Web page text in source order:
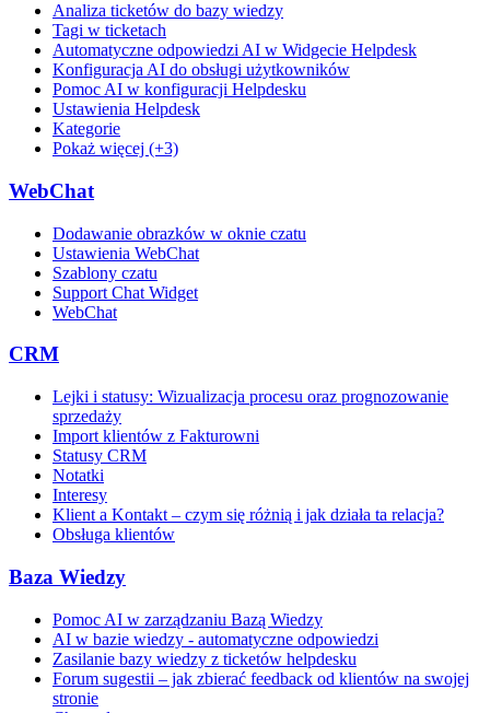
Analiza ticketów do bazy wiedzy
Tagi w ticketach
Automatyczne odpowiedzi AI w Widgecie Helpdesk
Konfiguracja AI do obsługi użytkowników
Pomoc AI w konfiguracji Helpdesku
Ustawienia Helpdesk
Kategorie
Pokaż więcej (+3)
WebChat
Dodawanie obrazków w oknie czatu
Ustawienia WebChat
Szablony czatu
Support Chat Widget
WebChat
CRM
Lejki i statusy: Wizualizacja procesu oraz prognozowanie
sprzedaży
Import klientów z Fakturowni
Statusy CRM
Notatki
Interesy
Klient a Kontakt – czym się różnią i jak działa ta relacja?
Obsługa klientów
Baza Wiedzy
Pomoc AI w zarządzaniu Bazą Wiedzy
AI w bazie wiedzy - automatyczne odpowiedzi
Zasilanie bazy wiedzy z ticketów helpdesku
Forum sugestii – jak zbierać feedback od klientów na swojej
stronie